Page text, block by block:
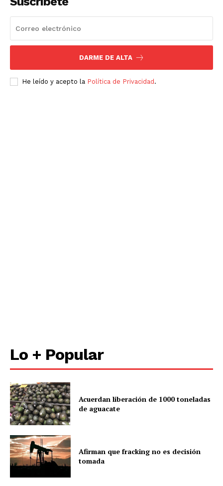
DARME DE ALTA
He leído y acepto la Política de Privacidad .
Lo + Popular
Acuerdan liberación de 1000 toneladas
de aguacate
Afirman que fracking no es decisión
tomada